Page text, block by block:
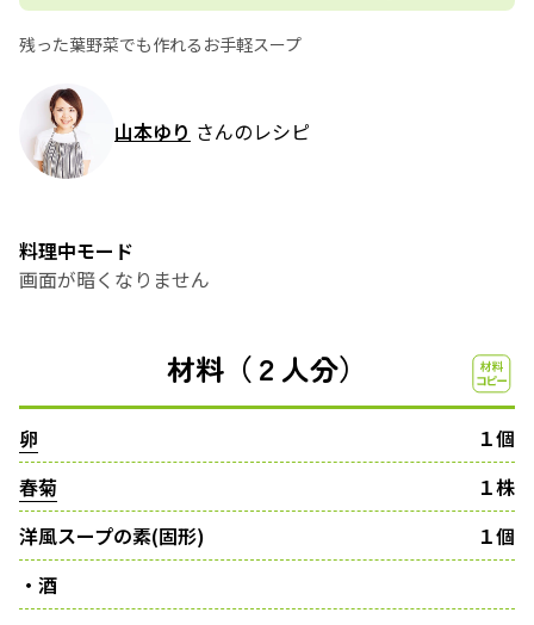
残った葉野菜でも作れるお手軽スープ
山本ゆり さんのレシピ
料理中モード
画面が暗くなりません
材料（２人分）
卵
１個
春菊
１株
洋風スープの素(固形)
１個
・酒